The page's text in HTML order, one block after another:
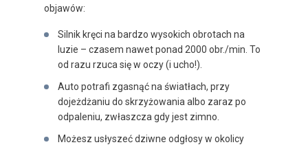
objawów:
Silnik kręci na bardzo wysokich obrotach na
luzie – czasem nawet ponad 2000 obr./min. To
od razu rzuca się w oczy (i ucho!).
Auto potrafi zgasnąć na światłach, przy
dojeżdżaniu do skrzyżowania albo zaraz po
odpaleniu, zwłaszcza gdy jest zimno.
Możesz usłyszeć dziwne odgłosy w okolicy